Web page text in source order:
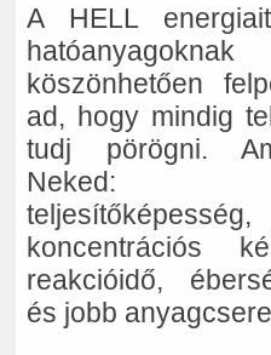
A HELL
köszönhetően
ad, hogy mindig
tudj pörögni.
Neked:
koncentrációs
reakcióidő,
és jobb